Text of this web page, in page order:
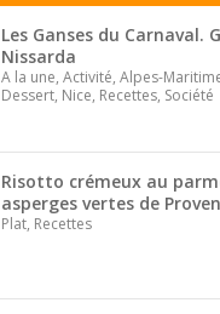
Les Ganses du Carnaval.
Nissarda
A la une, Activité, Alpes-
Dessert, Nice, Recettes, Société
Risotto crémeux au
asperges vertes de
Plat, Recettes